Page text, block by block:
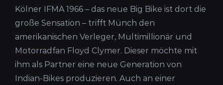
Kölner IFMA 1966 – das neue Big Bike ist dort die
große Sensation – trifft Münch den
amerikanischen Verleger, Multimillionär und
Motorradfan Floyd Clymer. Dieser möchte mit
ihm als Partner eine neue Generation von
Indian-Bikes produzieren. Auch an einer